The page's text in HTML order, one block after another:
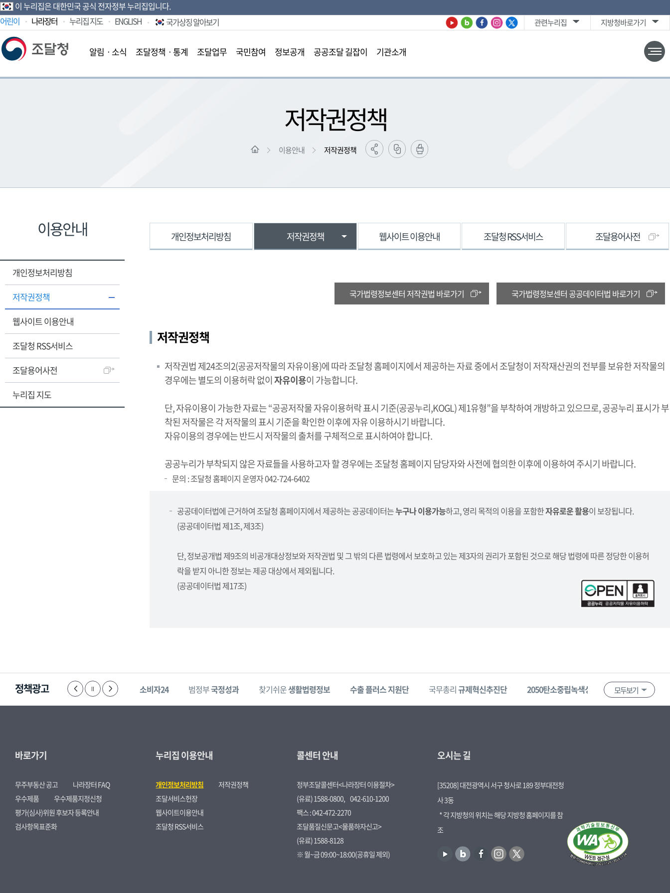
이 누리집은 대한민국 공식 전자정부 누리집입니다.
어린이
나라장터 누리집 지도 ENGLISH 국가상징 알아보기 관련누리집 지방청바로가기
알림ㆍ소식 조달정책ㆍ통계 조달업무 국민참여 정보공개 공공조달 길잡이 기관소개
저작권정책
이용안내 저작권정책
이용안내
개인정보처리방침
저작권정책
웹사이트 이용안내
조달청 RSS서비스
조달용어사전
누리집 지도
개인정보처리방침 저작권정책 웹사이트 이용안내 조달청 RSS서비스 조달용어사전
국가법령정보센터 저작권법 바로가기 국가법령정보센터 공공데이터법 바로가기
저작권정책
저작권법 제24조의2(공공저작물의 자유이용)에 따라 조달청 홈페이지에서 제공하는 자료 중에서 조달청이 저작재산권의 전부를 보유한 저작물의
경우에는 별도의 이용허락 없이자유이용이 가능합니다.
단, 자유이용이 가능한 자료는 “공공저작물 자유이용허락 표시 기준(공공누리,KOGL) 제1유형”을 부착하여 개방하고 있으므로, 공공누리 표시가 부
착된 저작물은 각 저작물의 표시 기준을 확인한 이후에 자유 이용하시기 바랍니다.
자유이용의 경우에는 반드시 저작물의 출처를 구체적으로 표시하여야 합니다.
공공누리가 부착되지 않은 자료들을 사용하고자 할 경우에는 조달청 홈페이지 담당자와 사전에 협의한 이후에 이용하여 주시기 바랍니다.
문의 : 조달청 홈페이지 운영자 042-724-6402
공공데이터법에 근거하여 조달청 홈페이지에서 제공하는 공공데이터는누구나 이용가능하고, 영리 목적의 이용을 포함한자유로운 활용이 보장됩니다.
(공공데이터법 제1조, 제3조)
단, 정보공개법 제9조의 비공개대상정보와 저작권법 및 그 밖의 다른 법령에서 보호하고 있는 제3자의 권리가 포함된 것으로 해당 법령에 따른 정당한 이용허
락을 받지 아니한 정보는 제공 대상에서 제외됩니다.
(공공데이터법 제17조)
정책광고
한눈에 보는경제 부패·공익신고 소비자24 범정부국정성과 찾기쉬운생활법령정보 수출 플러스 지원단 국무총리규제혁신추진단 2050탄소중립녹색성장위원회 혁신제
모두보기
바로가기
무주부동산 공고
나라장터 FAQ
우수제품
우수제품지정신청
평가(심사)위원 후보자 등록안내
검사항목표준화
누리집 이용안내
개인정보처리방침
저작권정책
조달서비스헌장
웹사이트이용안내
조달청 RSS서비스
콜센터 안내
정부조달콜센터<나라장터 이용절차>
(유료) 1588-0800, 042-610-1200
팩스 : 042-472-2270
조달품질신문고<물품하자신고>
(유료) 1588-8128
※ 월~금 09:00~18:00(공휴일 제외)
오시는 길
[35208] 대전광역시 서구 청사로 189 정부대전청
사 3동
* 각 지방청의 위치는 해당 지방청 홈페이지를 참
조
유
블
로
페
인
스
트
위